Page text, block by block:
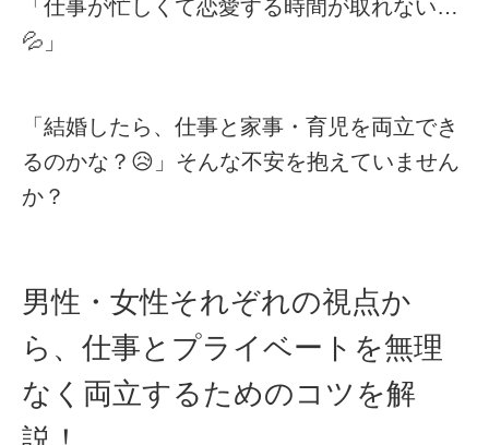
「仕事が忙しくて恋愛する時間が取れない…
💦」
「結婚したら、仕事と家事・育児を両立でき
るのかな？😥」そんな不安を抱えていません
か？
男性・女性それぞれの視点か
ら、仕事とプライベートを無理
なく両立するためのコツを解